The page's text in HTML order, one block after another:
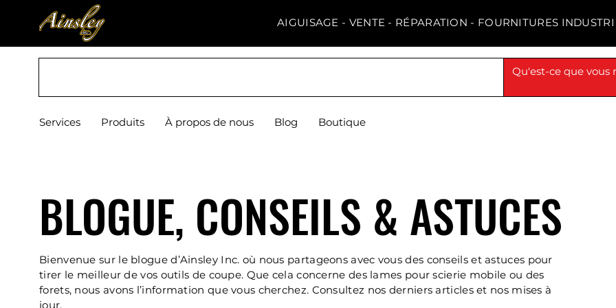
AIGUISAGE - VENTE - RÉPARATION - FOURNITURES
Services Produits À propos de nous Blog Boutique
BLOGUE, CONSEILS & ASTUCES
Bienvenue sur le blogue d’Ainsley Inc. où nous partageons avec vous des conseils et astuces pour
tirer le meilleur de vos outils de coupe. Que cela concerne des lames pour scierie mobile ou des
forets, nous avons l’information que vous cherchez. Consultez nos derniers articles et nos mises à
jour.